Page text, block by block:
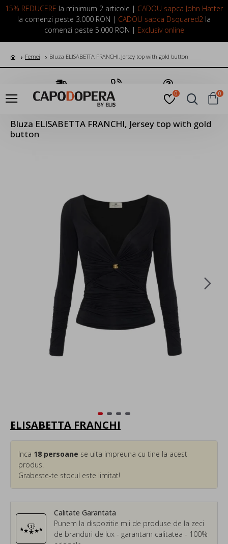
15% REDUCERE la minimum 2 articole | CADOU sapca John Hatter
la comenzi peste 3.000 RON | CADOU sapca Dsquared2 la
comenzi peste 5.000 RON | Exclusiv online
LOGIN INREGISTRARE
0 0
Femei Bluza ELISABETTA FRANCHI, Jersey top with gold button
Transport Gratuit Suna Acum Pune o Intrebare
Bluza ELISABETTA FRANCHI, Jersey top with gold
button
ELISABETTA FRANCHI
Calitate Garantata
Punem la dispozitie mii de produse de la zeci
de branduri de lux - garantam calitatea - 100%
Inca 18 persoane se uita impreuna cu tine la acest
produs.
Grabeste-te stocul este limitat!